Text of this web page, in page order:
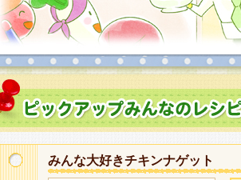
みんな大好きチキンナゲット